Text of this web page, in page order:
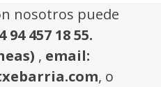
nosotros puede
94 457 18 55.
, email:
, o